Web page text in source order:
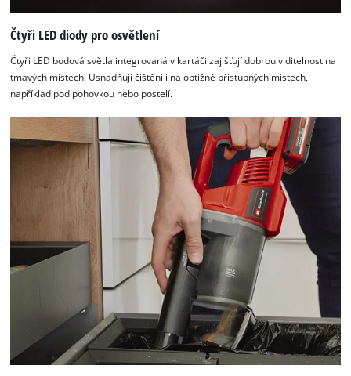
to
setup
the
site
with
CMP
to
content
the
list
technologies
Usercentrics
Consent
Čtyři LED diody pro osvětlení
Čtyři LED bodová světla integrovaná v kartáči zajišťují dobrou viditelnost na
tmavých místech. Usnadňují čištění i na obtížně přístupných místech,
například pod pohovkou nebo postelí.